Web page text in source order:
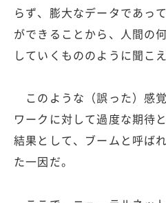
らず、膨大なデータであっ
ができることから、人間の
していくもののように聞こ
このような（誤った）感
ワークに対して過度な期待
結果として、ブームと呼ば
た一因だ。